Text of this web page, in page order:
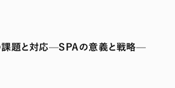
課題と対応—SPAの意義と戦略—